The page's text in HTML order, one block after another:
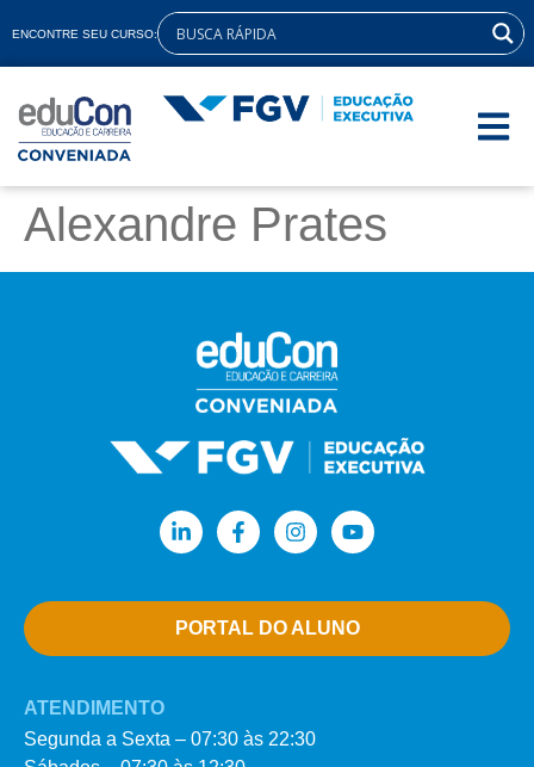
ENCONTRE SEU CURSO:
Alexandre Prates
PORTAL DO ALUNO
ATENDIMENTO
Segunda a Sexta – 07:30 às 22:30